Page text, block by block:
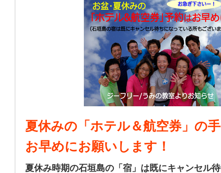
夏休みの「ホテル＆航空券」の
お早めにお願いします！
夏休み時期の石垣島の「宿」は既にキャンセル